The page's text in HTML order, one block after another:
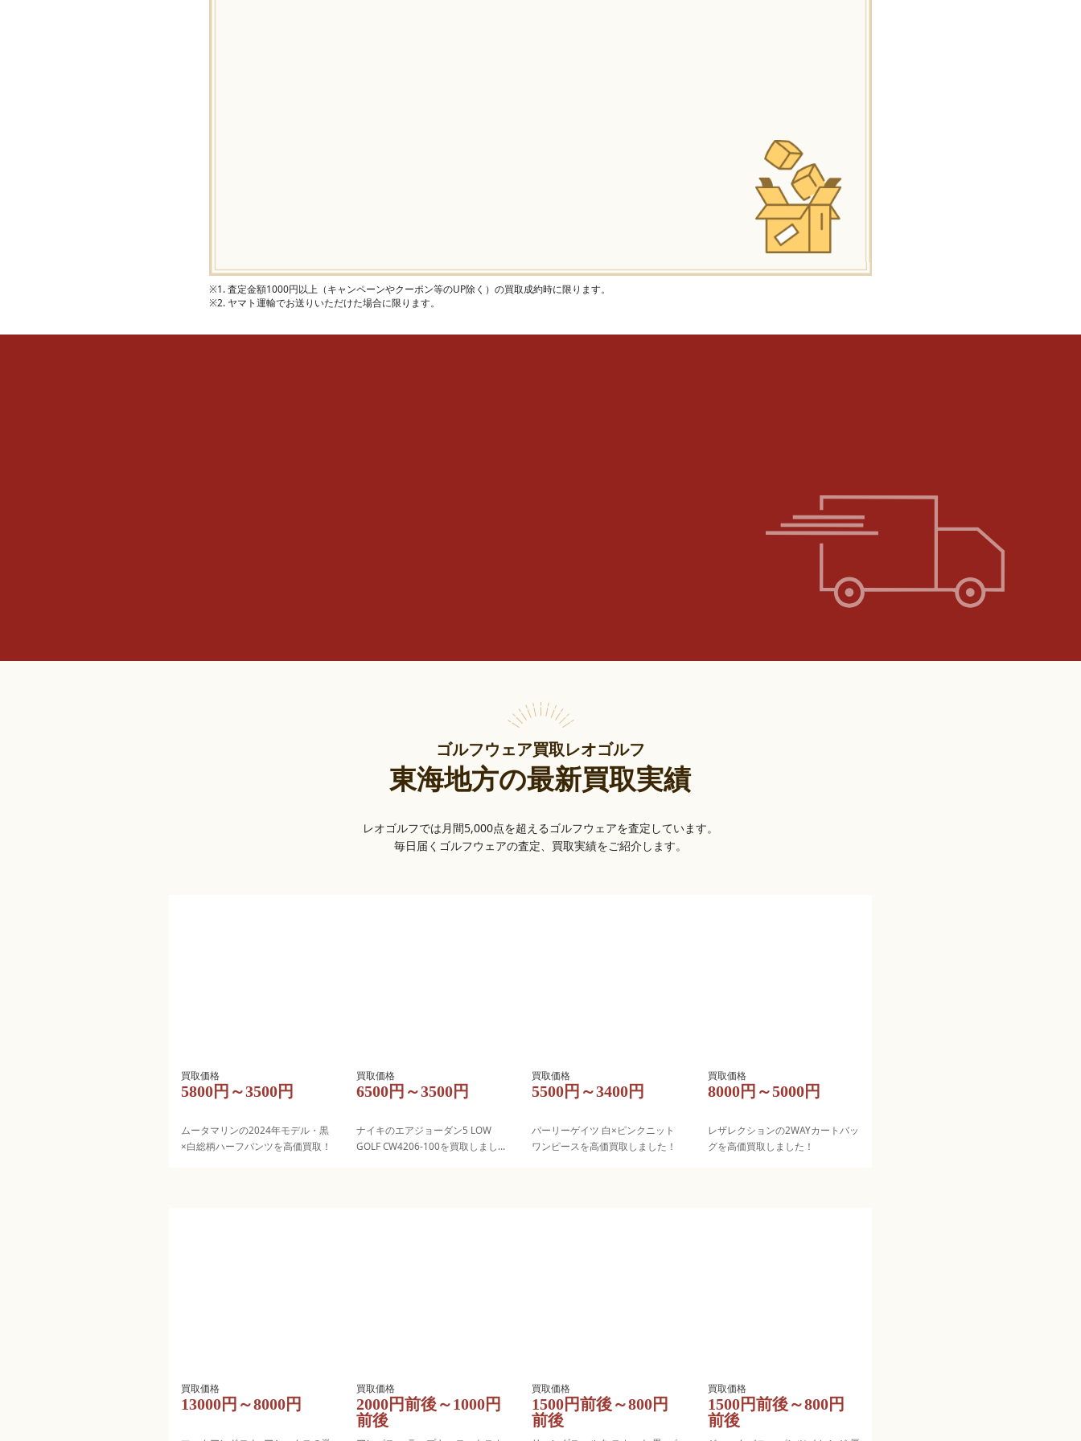
※1. 査定金額1000円以上（キャンペーンやクーポン等のUP除く）の買取成約時に限ります。
※2. ヤマト運輸でお送りいただけた場合に限ります。
ゴルフウェア買取レオゴルフ
東海地方の最新買取実績
レオゴルフでは月間5,000点を超えるゴルフウェアを査定しています。
毎日届くゴルフウェアの査定、買取実績をご紹介します。
5800円～3500円
ムータマリンの2024年モデル・黒
×白総柄ハーフパンツを高価買取！
6500円～3500円
ナイキのエアジョーダン5 LOW
GOLF CW4206-100を買取しまし
5500円～3400円
パーリーゲイツ 白×ピンクニット
ワンピースを高価買取しました！
8000円～5000円
レザレクションの2WAYカートバッ
グを高価買取しました！
13000円～8000円
2000円前後～1000円
前後
1500円前後～800円
前後
1500円前後～800円
前後